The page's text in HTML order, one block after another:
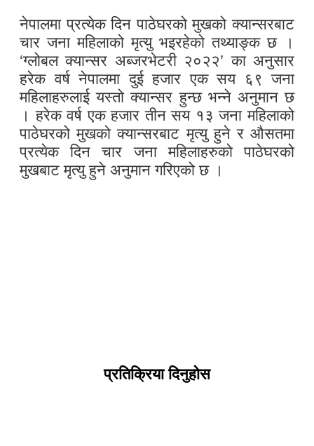
नेपालमा प्रत्येक दिन पाठेघरको मुखको क्यान्सरबाट
चार जना महिलाको मृत्यु भइरहेको तथ्याङ्क छ ।
‘ग्लोबल क्यान्सर अब्जरभेटरी २०२२’ का अनुसार
हरेक वर्ष नेपालमा दुई हजार एक सय ६९ जना
महिलाहरुलाई यस्तो क्यान्सर हुन्छ भन्ने अनुमान छ
। हरेक वर्ष एक हजार तीन सय १३ जना महिलाको
पाठेघरको मुखको क्यान्सरबाट मृत्यु हुने र औसतमा
प्रत्येक दिन चार जना महिलाहरुको पाठेघरको
मुखबाट मृत्यु हुने अनुमान गरिएको छ ।
प्रतिक्रिया दिनुहोस